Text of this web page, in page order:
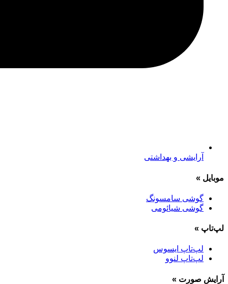
آرایشی و بهداشتی
موبایل »
گوشی سامسونگ
گوشی شیائومی
لپ‌تاپ »
لپ‌تاپ ایسوس
لپ‌تاپ لنوو
آرایش صورت »